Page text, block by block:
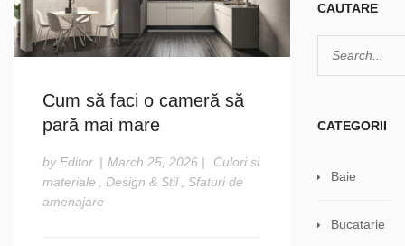
Cum să faci o cameră să
pară mai mare
by Editor | March 25, 2026 |
Culori si
materiale
Design & Stil
Sfaturi de
amenajare
CAUTARE
CATEGORII
Baie
Bucatarie